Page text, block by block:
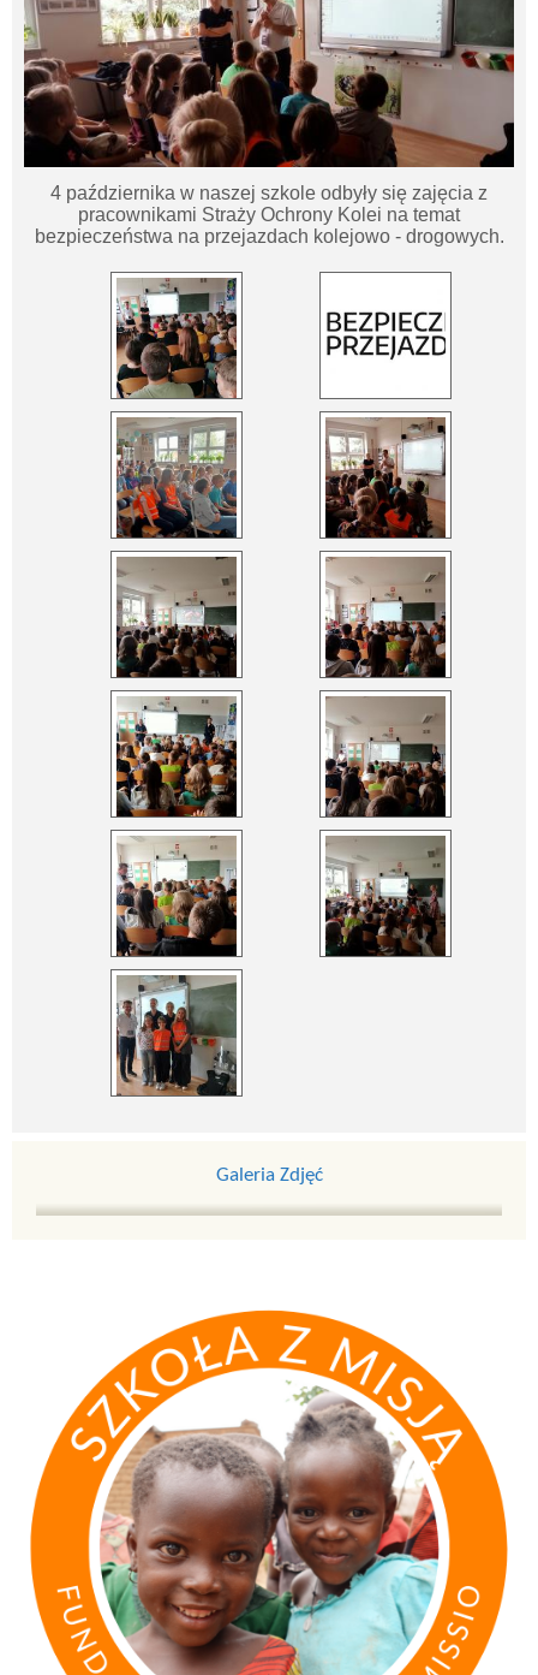
4 października w naszej szkole odbyły się zajęcia z
pracownikami Straży Ochrony Kolei na temat
bezpieczeństwa na przejazdach kolejowo - drogowych.
Galeria Zdjęć